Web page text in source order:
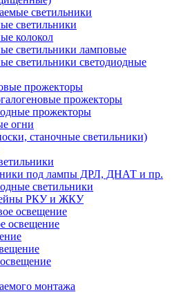
светильники
светильники
колокол
светильники ламповые
светильники светодиодные
прожекторы
прожекторы
прожекторы
огни
станочные светильники)
под лампы ДРЛ, ДНАТ и пр.
светильники
РКУ и ЖКУ
освещение
освещение
монтажа